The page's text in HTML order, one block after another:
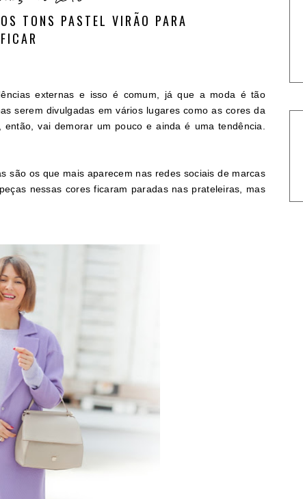
TONS PASTEL VIRÃO PARA
FICAR
externas e isso é comum, já que a moda é tão
serem divulgadas em vários lugares como as cores da
vai demorar um pouco e ainda é uma tendência.
são os que mais aparecem nas redes sociais de marcas
nessas cores ficaram paradas nas prateleiras, mas